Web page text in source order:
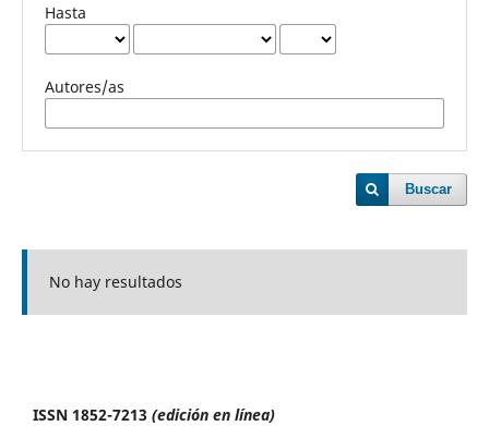
Hasta
Autores/as
Buscar
No hay resultados
ISSN 1852-7213 (edición en línea)